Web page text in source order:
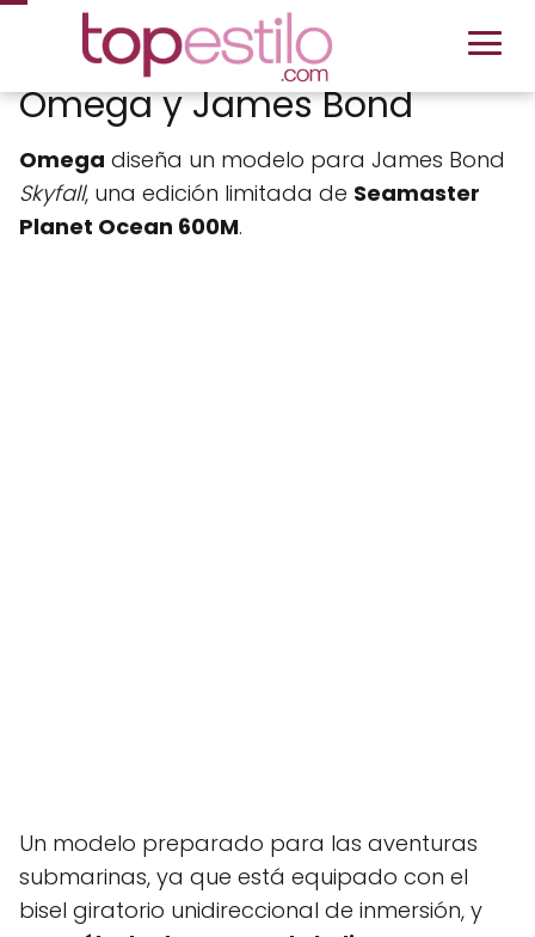
Omega y James Bond
Omega diseña un modelo para James Bond
Skyfall, una edición limitada de Seamaster
Planet Ocean 600M.
Un modelo preparado para las aventuras
submarinas, ya que está equipado con el
bisel giratorio unidireccional de inmersión, y